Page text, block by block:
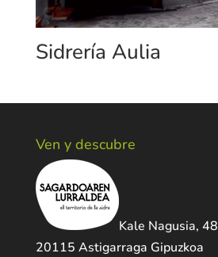
Sidrería Aulia
Ven y descubre
Kale Nagusia, 48
20115 Astigarraga Gipuzkoa